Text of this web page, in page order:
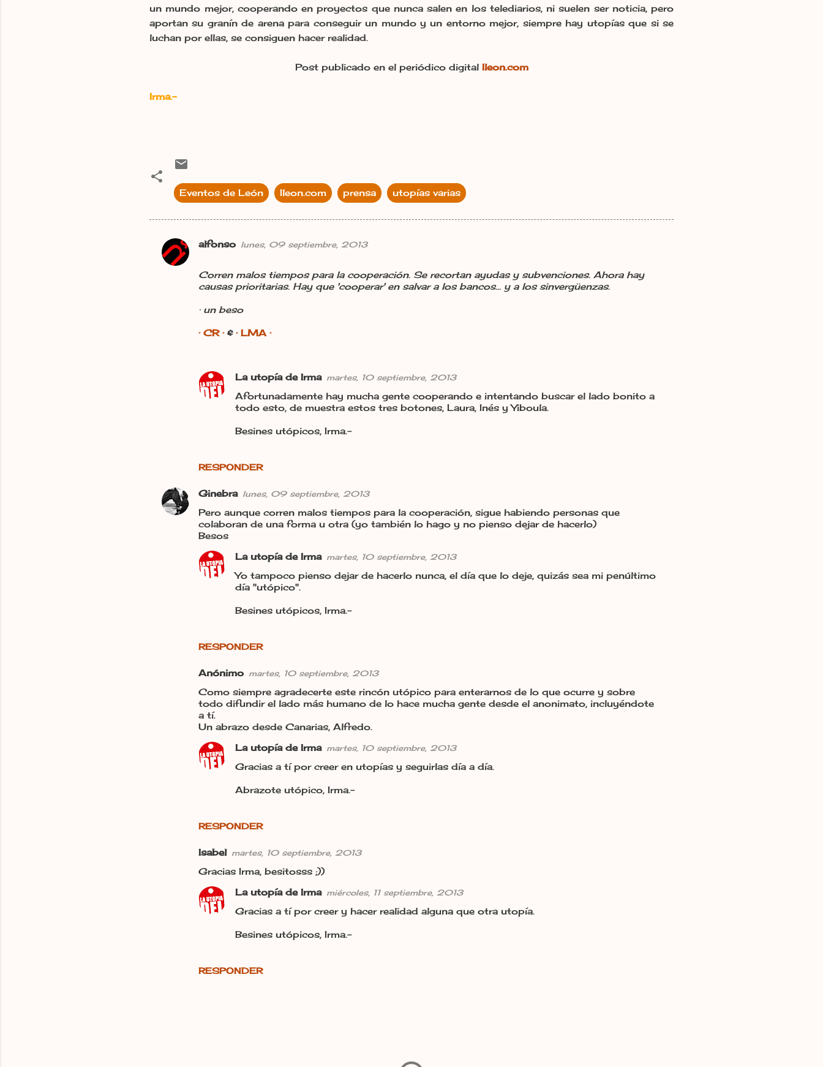
un mundo mejor, cooperando en proyectos que nunca salen en los telediarios, ni suelen ser noticia, pero
aportan su granín de arena para conseguir un mundo y un entorno mejor, siempre hay utopías que si se
luchan por ellas, se consiguen hacer realidad.
Post publicado en el periódico digital Ileon.com
Irma.-
Eventos de León Ileon.com prensa utopías varias
C
o
alfonso lunes, 09 septiembre, 2013
Corren malos tiempos para la cooperación. Se recortan ayudas y subvenciones. Ahora hay
causas prioritarias. Hay que 'cooperar' en salvar a los bancos... y a los sinvergüenzas.
· un beso
· CR · & · LMA ·
RESPONDER
La utopía de Irma martes, 10 septiembre, 2013
Afortunadamente hay mucha gente cooperando e intentando buscar el lado bonito a
todo esto, de muestra estos tres botones, Laura, Inés y Yiboula.
Besines utópicos, Irma.-
Ginebra lunes, 09 septiembre, 2013
Pero aunque corren malos tiempos para la cooperación, sigue habiendo personas que
colaboran de una forma u otra (yo también lo hago y no pienso dejar de hacerlo)
Besos
RESPONDER
La utopía de Irma martes, 10 septiembre, 2013
Yo tampoco pienso dejar de hacerlo nunca, el día que lo deje, quizás sea mi penúltimo
día "utópico".
Besines utópicos, Irma.-
Anónimo martes, 10 septiembre, 2013
Como siempre agradecerte este rincón utópico para enterarnos de lo que ocurre y sobre
todo difundir el lado más humano de lo hace mucha gente desde el anonimato, incluyéndote
a tí.
Un abrazo desde Canarias, Alfredo.
RESPONDER
La utopía de Irma martes, 10 septiembre, 2013
Gracias a tí por creer en utopías y seguirlas día a día.
Abrazote utópico, Irma.-
Isabel martes, 10 septiembre, 2013
Gracias Irma, besitosss ;))
RESPONDER
La utopía de Irma miércoles, 11 septiembre, 2013
Gracias a tí por creer y hacer realidad alguna que otra utopía.
Besines utópicos, Irma.-